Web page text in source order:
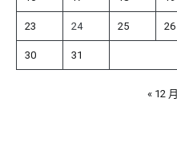
23 24 25 26
30 31
« 12 月